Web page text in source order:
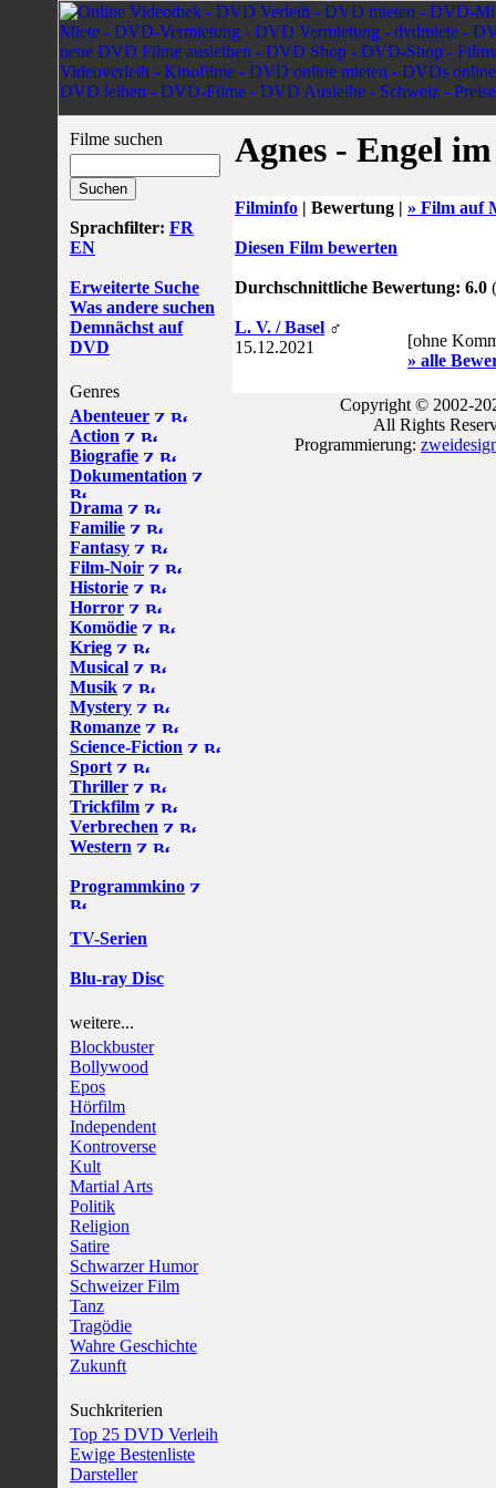
Filme suchen
Sprachfilter: FR
EN
Erweiterte Suche
Was andere suchen
Demnächst auf
DVD
Genres
Abenteuer
Action
Biografie
Dokumentation
Drama
Familie
Fantasy
Film-Noir
Historie
Horror
Komödie
Krieg
Musical
Musik
Mystery
Romanze
Science-Fiction
Sport
Thriller
Trickfilm
Verbrechen
Western
Programmkino
TV-Serien
Blu-ray Disc
weitere...
Blockbuster
Bollywood
Epos
Hörfilm
Independent
Kontroverse
Kult
Martial Arts
Politik
Religion
Satire
Schwarzer Humor
Schweizer Film
Tanz
Tragödie
Wahre Geschichte
Zukunft
Suchkriterien
Top 25 DVD Verleih
Ewige Bestenliste
Darsteller
Agnes - Engel
Filminfo | Bewertung | » Film auf
Diesen Film bewerten
Durchschnittliche Bewertung: 6.0
L. V. / Basel ♂
15.12.2021
[ohne
» alle
Copyright © 2002-
All Rights
Programmierung: